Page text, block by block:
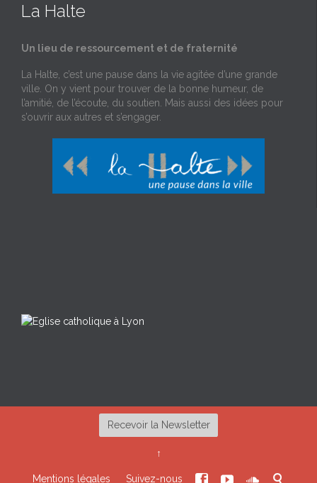
La Halte
Un lieu de ressourcement et de fraternité
La Halte, c’est une pause dans la vie agitée d’une grande
ville. On y vient pour trouver de la bonne humeur, de
l’amitié, de l’écoute, du soutien. Mais aussi des idées pour
s’ouvrir aux autres et s’engager.
Recevoir la Newsletter
↑
Mentions légales Suivez-nous    